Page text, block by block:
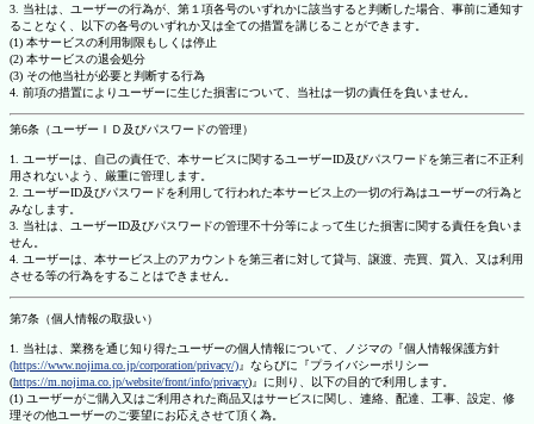
3. 当社は、ユーザーの行為が、第１項各号のいずれかに該当すると判断した場合、事前に通知す
ることなく、以下の各号のいずれか又は全ての措置を講じることができます。
(1) 本サービスの利用制限もしくは停止
(2) 本サービスの退会処分
(3) その他当社が必要と判断する行為
4. 前項の措置によりユーザーに生じた損害について、当社は一切の責任を負いません。
第6条（ユーザーＩＤ及びパスワードの管理）
1. ユーザーは、自己の責任で、本サービスに関するユーザーID及びパスワードを第三者に不正利
用されないよう、厳重に管理します。
2. ユーザーID及びパスワードを利用して行われた本サービス上の一切の行為はユーザーの行為と
みなします。
3. 当社は、ユーザーID及びパスワードの管理不十分等によって生じた損害に関する責任を負いま
せん。
4. ユーザーは、本サービス上のアカウントを第三者に対して貸与、譲渡、売買、質入、又は利用
させる等の行為をすることはできません。
第7条（個人情報の取扱い）
1. 当社は、業務を通じ知り得たユーザーの個人情報について、ノジマの『個人情報保護方針
(https://www.nojima.co.jp/corporation/privacy/)』ならびに『プライバシーポリシー
(https://m.nojima.co.jp/website/front/info/privacy)』に則り、以下の目的で利用します。
(1) ユーザーがご購入又はご利用された商品又はサービスに関し、連絡、配達、工事、設定、修
理その他ユーザーのご要望にお応えさせて頂く為。